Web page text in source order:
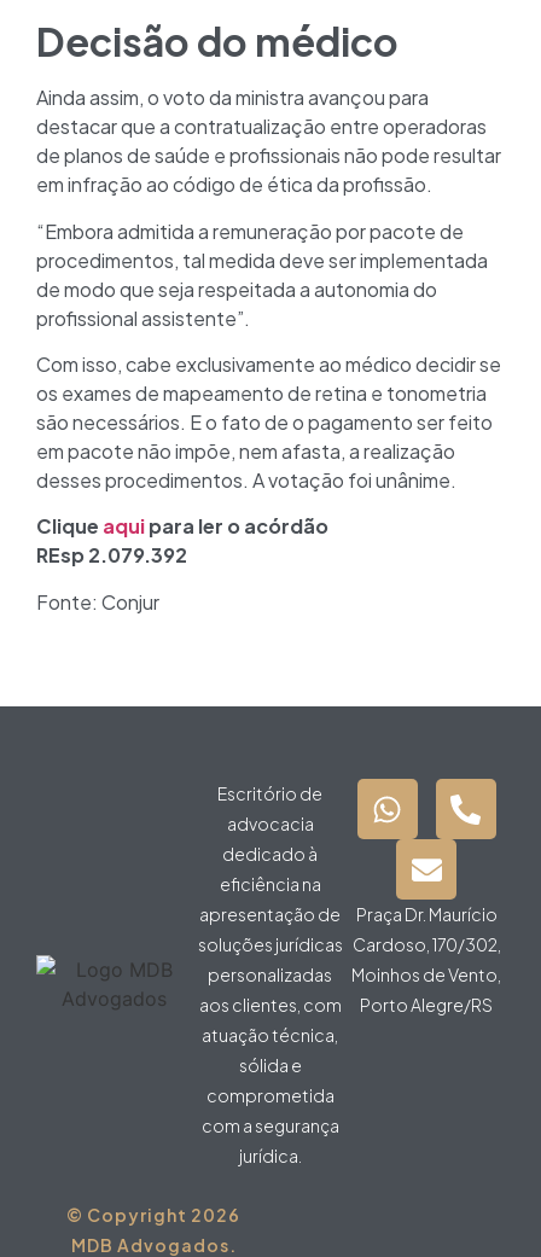
Decisão do médico
Ainda assim, o voto da ministra avançou para
destacar que a contratualização entre operadoras
de planos de saúde e profissionais não pode resultar
em infração ao código de ética da profissão.
“Embora admitida a remuneração por pacote de
procedimentos, tal medida deve ser implementada
de modo que seja respeitada a autonomia do
profissional assistente”.
Com isso, cabe exclusivamente ao médico decidir se
os exames de mapeamento de retina e tonometria
são necessários. E o fato de o pagamento ser feito
em pacote não impõe, nem afasta, a realização
desses procedimentos. A votação foi unânime.
Clique aquipara ler o acórdão
REsp 2.079.392
Fonte: Conjur
Escritório de
advocacia
dedicado à
eficiência na
apresentação de
soluções jurídicas
personalizadas
aos clientes, com
atuação técnica,
sólida e
comprometida
com a segurança
jurídica.
Praça Dr. Maurício
Cardoso, 170/302,
Moinhos de Vento,
Porto Alegre/RS
© Copyright 2026
MDB Advogados.